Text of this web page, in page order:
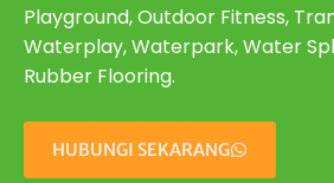
Playground, Outdoor Fitness,
Waterplay, Waterpark, Water
Rubber Flooring.
HUBUNGI SEKARANG